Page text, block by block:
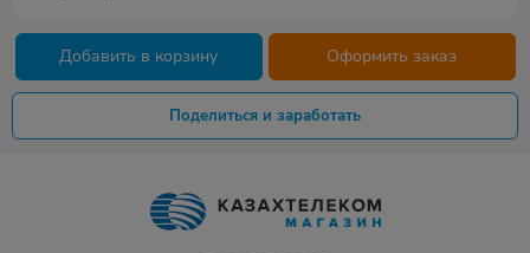
Добавить в корзину Оформить заказ
Поделиться и заработать